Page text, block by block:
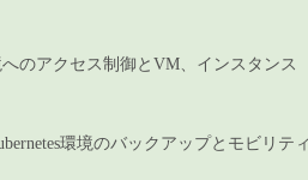
のアクセス制御とVM、インスタンス
環境のバックアップとモビリテ